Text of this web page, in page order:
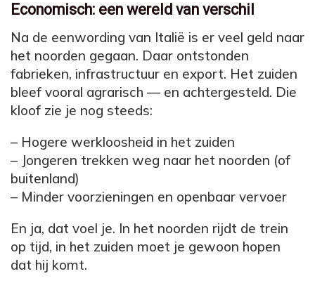
Economisch: een wereld van verschil
Na de eenwording van Italië is er veel geld naar
het noorden gegaan. Daar ontstonden
fabrieken, infrastructuur en export. Het zuiden
bleef vooral agrarisch — en achtergesteld. Die
kloof zie je nog steeds:
– Hogere werkloosheid in het zuiden
– Jongeren trekken weg naar het noorden (of
buitenland)
– Minder voorzieningen en openbaar vervoer
En ja, dat voel je. In het noorden rijdt de trein
op tijd, in het zuiden moet je gewoon hopen
dat hij komt.